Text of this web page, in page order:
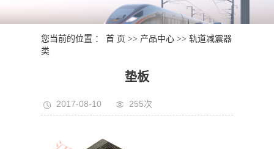
您当前的位置 ：首 页 >> 产品中心 >>轨道减震器
类
垫板
2017-08-10 255次